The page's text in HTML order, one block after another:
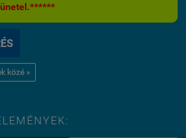
közé »